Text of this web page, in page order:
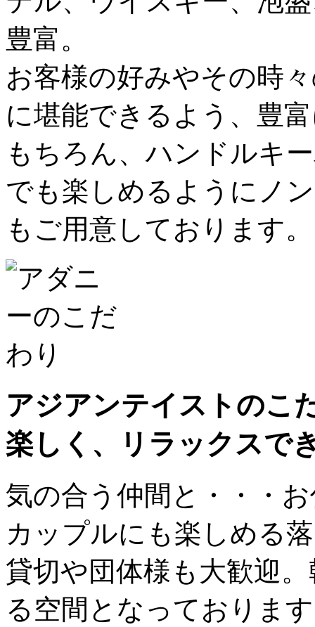
豊富。
お客様の好みやその時
に堪能できるよう、豊
もちろん、ハンドルキ
でも楽しめるようにノ
もご用意しております。
アジアンテイストのこ
楽しく、リラックスで
気の合う仲間と・・・
カップルにも楽しめる
貸切や団体様も大歓迎
る空間となっておりま